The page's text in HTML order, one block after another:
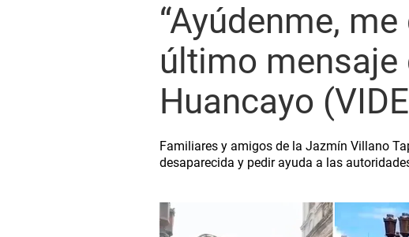
“Ayúdenme,
último mensaje
Huancayo
Familiares y amigos de la Jazmín Villano
desaparecida y pedir ayuda a las